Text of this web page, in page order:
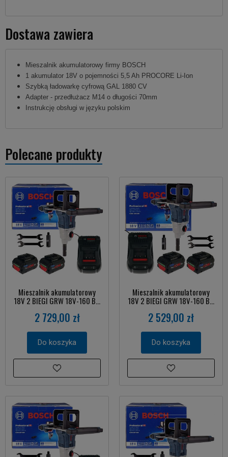
Dostawa zawiera
Mieszalnik akumulatorowy firmy BOSCH
1 akumulator 18V o pojemności 5,5 Ah PROCORE Li-Ion
Szybką ładowarkę cyfrową GAL 1880 CV
Adapter - przedłużacz M14 o długości 70mm
Instrukcję obsługi w języku polskim
Polecane produkty
Mieszalnik akumulatorowy
18V 2 BIEGI GRW 18V-160 B...
2 729,00 zł
Do koszyka
Mieszalnik akumulatorowy
18V 2 BIEGI GRW 18V-160 B...
2 529,00 zł
Do koszyka